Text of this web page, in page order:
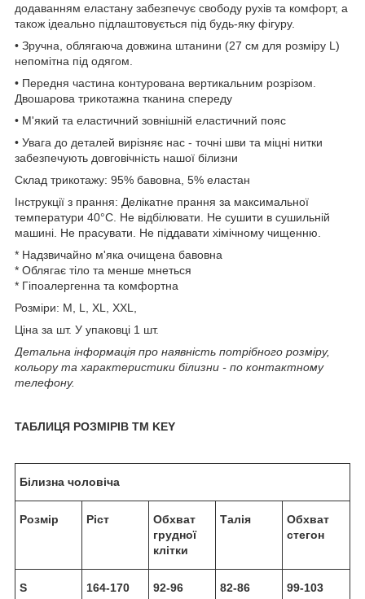
додаванням еластану забезпечує свободу рухів та комфорт, а
також ідеально підлаштовується під будь-яку фігуру.
• Зручна, облягаюча довжина штанини (27 см для розміру L)
непомітна під одягом.
• Передня частина контурована вертикальним розрізом.
Двошарова трикотажна тканина спереду
• М'який та еластичний зовнішній еластичний пояс
• Увага до деталей вирізняє нас - точні шви та міцні нитки
забезпечують довговічність нашої білизни
Склад трикотажу: 95% бавовна, 5% еластан
Інструкції з прання: Делікатне прання за максимальної
температури 40°C. Не відбілювати. Не сушити в сушильній
машині. Не прасувати. Не піддавати хімічному чищенню.
* Надзвичайно м'яка очищена бавовна
* Облягає тіло та менше мнеться
* Гіпоалергенна та комфортна
Розміри: М, L, ХL, XXL,
Ціна за шт. У упаковці 1 шт.
Детальна інформація про наявність потрібного розміру,
кольору та характеристики білизни - по контактному
телефону.
ТАБЛИЦЯ РОЗМІРІВ TM KEY
Білизна чоловіча
Розмір Ріст
Обхват
грудної
клітки
Талія
Обхват
стегон
S 164-170 92-96 82-86 99-103